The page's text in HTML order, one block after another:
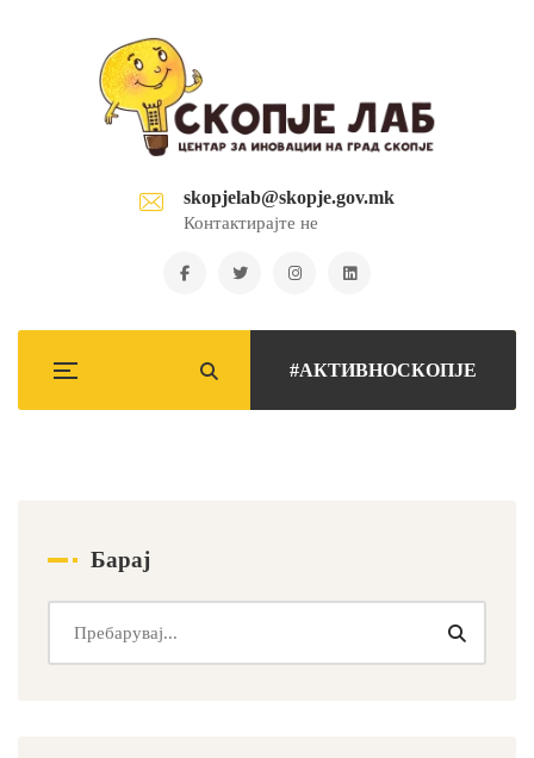
skopjelab@skopje.gov.mk
Контактирајте не
#АКТИВНОСКОПЈЕ
Барај